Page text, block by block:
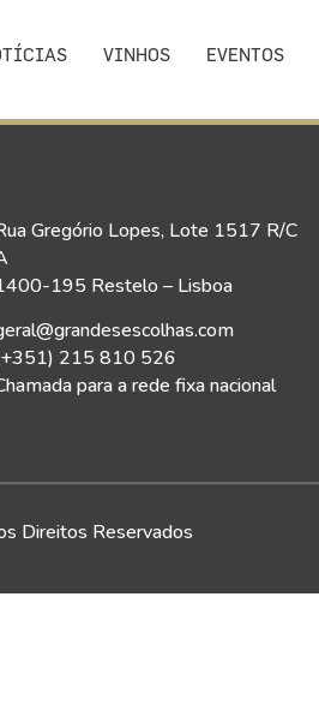
VINHOS EVENTOS
Gregório Lopes, Lote 1517 R/C
195 Restelo – Lisboa
215 810 526
para a rede fixa nacional
Direitos Reservados